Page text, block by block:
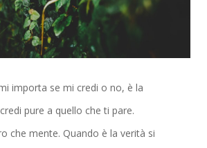
importa se mi credi o no, è la
pure a quello che ti pare.
che mente. Quando è la verità si